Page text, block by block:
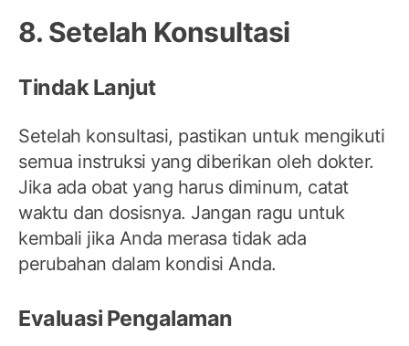
8. Setelah Konsultasi
Tindak Lanjut
Setelah konsultasi, pastikan untuk mengikuti
semua instruksi yang diberikan oleh dokter.
Jika ada obat yang harus diminum, catat
waktu dan dosisnya. Jangan ragu untuk
kembali jika Anda merasa tidak ada
perubahan dalam kondisi Anda.
Evaluasi Pengalaman